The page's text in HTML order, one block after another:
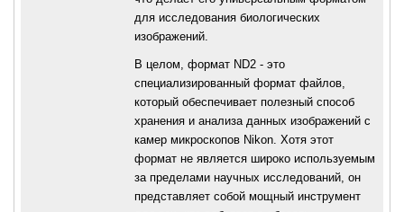
для исследования биологических
изображений.
В целом, формат ND2 - это
специализированный формат файлов,
который обеспечивает полезный способ
хранения и анализа данных изображений с
камер микроскопов Nikon. Хотя этот
формат не является широко используемым
за пределами научных исследований, он
представляет собой мощный инструмент